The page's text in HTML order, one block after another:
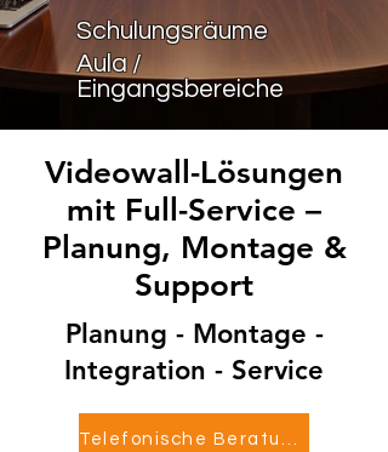
Schulungsräume
Aula /
Eingangsbereiche
Videowall-Lösungen
mit Full-Service –
Planung, Montage &
Support
Planung - Montage -
Integration - Service